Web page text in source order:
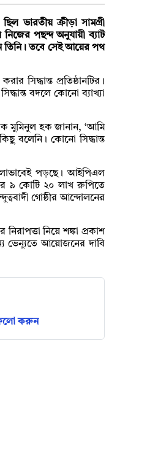
ভারতীয় ক্রীড়া সামগ্রী
নিজের পছন্দ অনুযায়ী ব্যাট
তিনি। তবে সেই আয়ের পথ
সিদ্ধান্ত প্রতিষ্ঠানটির।
বদলে কোনো ব্যাখ্যা
মুমিনুল হক জানান, ‘আমি
বলেনি। কোনো সিদ্ধান্ত
পড়ছে। আইপিএল
পর ৯ কোটি ২০ লাখ রুপিতে
গোষ্ঠীর আন্দোলনের
নিয়ে শঙ্কা প্রকাশ
ভেন্যুতে আয়োজনের দাবি
ফলো করুন